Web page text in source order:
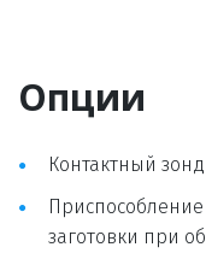
Опции
Контактный
заготовки при